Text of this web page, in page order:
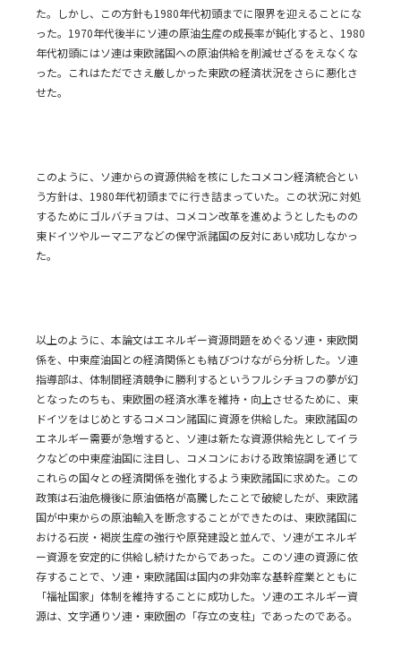
た。しかし、この方針も1980年代初頭までに限界を迎えることにな
った。1970年代後半にソ連の原油生産の成長率が鈍化すると、1980
年代初頭にはソ連は東欧諸国への原油供給を削減せざるをえなくな
った。これはただでさえ厳しかった東欧の経済状況をさらに悪化さ
せた。
このように、ソ連からの資源供給を核にしたコメコン経済統合とい
う方針は、1980年代初頭までに行き詰まっていた。この状況に対処
するためにゴルバチョフは、コメコン改革を進めようとしたものの
東ドイツやルーマニアなどの保守派諸国の反対にあい成功しなかっ
た。
以上のように、本論文はエネルギー資源問題をめぐるソ連・東欧関
係を、中東産油国との経済関係とも結びつけながら分析した。ソ連
指導部は、体制間経済競争に勝利するというフルシチョフの夢が幻
となったのちも、東欧圏の経済水準を維持・向上させるために、東
ドイツをはじめとするコメコン諸国に資源を供給した。東欧諸国の
エネルギー需要が急増すると、ソ連は新たな資源供給先としてイラ
クなどの中東産油国に注目し、コメコンにおける政策協調を通じて
これらの国々との経済関係を強化するよう東欧諸国に求めた。この
政策は石油危機後に原油価格が高騰したことで破綻したが、東欧諸
国が中東からの原油輸入を断念することができたのは、東欧諸国に
おける石炭・褐炭生産の強行や原発建設と並んで、ソ連がエネルギ
ー資源を安定的に供給し続けたからであった。このソ連の資源に依
存することで、ソ連・東欧諸国は国内の非効率な基幹産業とともに
「福祉国家」体制を維持することに成功した。ソ連のエネルギー資
源は、文字通りソ連・東欧圏の「存立の支柱」であったのである。